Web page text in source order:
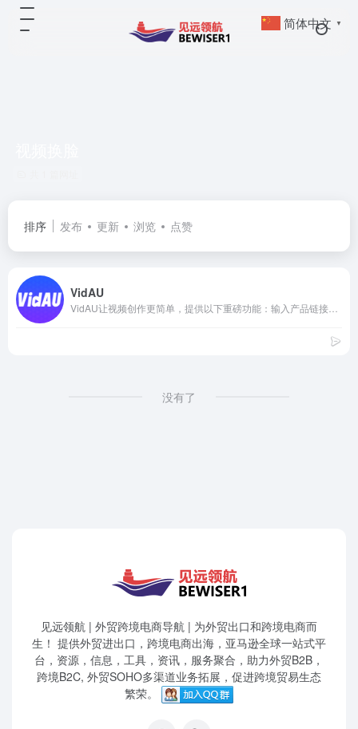
排序 发布 更新 浏览 点赞
VidAU
没有了
见远领航 | 外贸跨境电商导航 | 为外贸出口和跨境电商而
生！ 提供外贸进出口，跨境电商出海，亚马逊全球一站式平
台，资源，信息，工具，资讯，服务聚合，助力外贸B2B，
跨境B2C, 外贸SOHO多渠道业务拓展，促进跨境贸易生态
繁荣。
简体中文 ▼